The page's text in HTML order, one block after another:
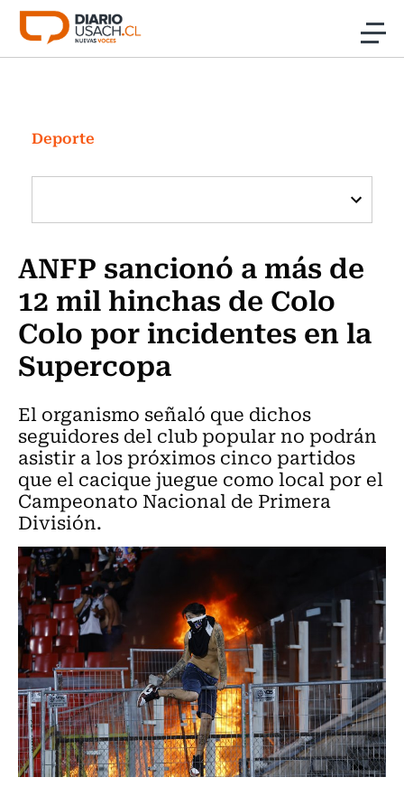
Click acá para ir directamente al contenido
Investigación
Cultura
Programas Radio y TV Usach
Deporte
ANFP sancionó a más de
12 mil hinchas de Colo
Colo por incidentes en la
Supercopa
El organismo señaló que dichos
seguidores del club popular no podrán
asistir a los próximos cinco partidos
que el cacique juegue como local por el
Campeonato Nacional de Primera
División.